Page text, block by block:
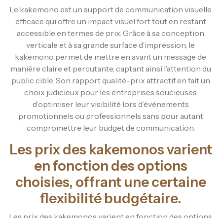
Le kakemono est un support de communication visuelle
efficace qui offre un impact visuel fort tout en restant
accessible en termes de prix. Grâce à sa conception
verticale et à sa grande surface d’impression, le
kakemono permet de mettre en avant un message de
manière claire et percutante, captant ainsi l’attention du
public cible. Son rapport qualité-prix attractif en fait un
choix judicieux pour les entreprises soucieuses
d’optimiser leur visibilité lors d’événements
promotionnels ou professionnels sans pour autant
compromettre leur budget de communication.
Les prix des kakemonos varient
en fonction des options
choisies, offrant une certaine
flexibilité budgétaire.